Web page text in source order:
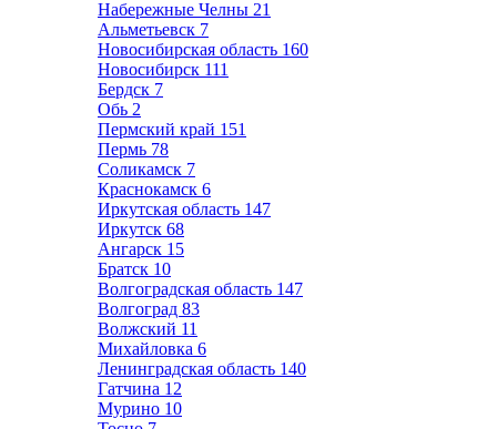
Набережные Челны 21
Альметьевск 7
Новосибирская область 160
Новосибирск 111
Бердск 7
Обь 2
Пермский край 151
Пермь 78
Соликамск 7
Краснокамск 6
Иркутская область 147
Иркутск 68
Ангарск 15
Братск 10
Волгоградская область 147
Волгоград 83
Волжский 11
Михайловка 6
Ленинградская область 140
Гатчина 12
Мурино 10